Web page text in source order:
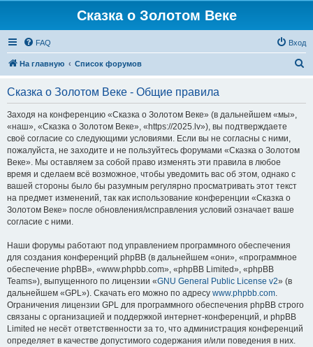
Сказка о Золотом Веке
FAQ Вход
На главную Список форумов
Сказка о Золотом Веке - Общие правила
Заходя на конференцию «Сказка о Золотом Веке» (в дальнейшем «мы»,
«наш», «Сказка о Золотом Веке», «https://2025.lv»), вы подтверждаете
своё согласие со следующими условиями. Если вы не согласны с ними,
пожалуйста, не заходите и не пользуйтесь форумами «Сказка о Золотом
Веке». Мы оставляем за собой право изменять эти правила в любое
время и сделаем всё возможное, чтобы уведомить вас об этом, однако с
вашей стороны было бы разумным регулярно просматривать этот текст
на предмет изменений, так как использование конференции «Сказка о
Золотом Веке» после обновления/исправления условий означает ваше
согласие с ними.
Наши форумы работают под управлением программного обеспечения
для создания конференций phpBB (в дальнейшем «они», «программное
обеспечение phpBB», «www.phpbb.com», «phpBB Limited», «phpBB
Teams»), выпущенного по лицензии «GNU General Public License v2» (в
дальнейшем «GPL»). Скачать его можно по адресу www.phpbb.com.
Ограничения лицензии GPL для программного обеспечения phpBB строго
связаны с организацией и поддержкой интернет-конференций, и phpBB
Limited не несёт ответственности за то, что администрация конференций
определяет в качестве допустимого содержания и/или поведения в них.